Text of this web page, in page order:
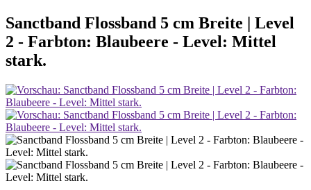
Sanctband Flossband 5 cm Breite | Level
2 - Farbton: Blaubeere - Level: Mittel
stark.